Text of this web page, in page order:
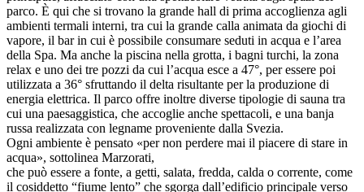
parco. È qui che si trovano la grande hall di prima accoglienza agli
ambienti termali interni, tra cui la grande calla animata da giochi di
vapore, il bar in cui è possibile consumare seduti in acqua e l’area
della Spa. Ma anche la piscina nella grotta, i bagni turchi, la zona
relax e uno dei tre pozzi da cui l’acqua esce a 47°, per essere poi
utilizzata a 36° sfruttando il delta risultante per la produzione di
energia elettrica. Il parco offre inoltre diverse tipologie di sauna tra
cui una paesaggistica, che accoglie anche spettacoli, e una banja
russa realizzata con legname proveniente dalla Svezia.
Ogni ambiente è pensato «per non perdere mai il piacere di stare in
acqua», sottolinea Marzorati,
che può essere a fonte, a getti, salata, fredda, calda o corrente, come
il cosiddetto “fiume lento” che sgorga dall’edificio principale verso